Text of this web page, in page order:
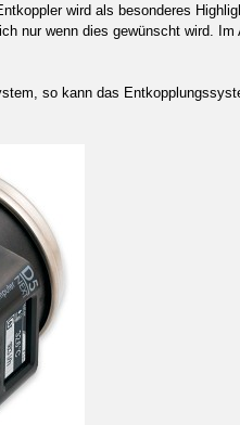
wird als besonderes
nur wenn dies gewünscht wird.
so kann das